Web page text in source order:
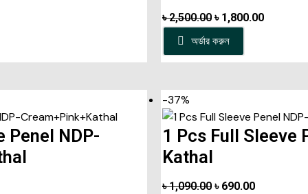
৳2,500.00 ৳ 1,800.00
অর্ডার করুন
Penel NDP-
-37%
1 Pcs Full Sleeve
Kathal
৳1,090.00 ৳ 690.00